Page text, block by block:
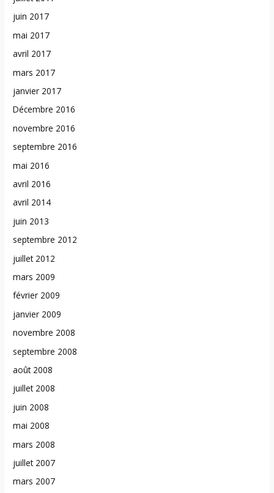
juin 2017
mai 2017
avril 2017
mars 2017
janvier 2017
Décembre 2016
novembre 2016
septembre 2016
mai 2016
avril 2016
avril 2014
juin 2013
septembre 2012
juillet 2012
mars 2009
février 2009
janvier 2009
novembre 2008
septembre 2008
août 2008
juillet 2008
juin 2008
mai 2008
mars 2008
juillet 2007
mars 2007